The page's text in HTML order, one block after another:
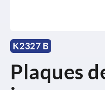
K2327 B
Plaques